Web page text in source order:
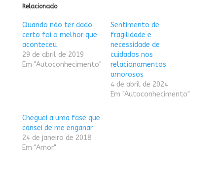
Relacionado
Quando não ter dado
certo foi o melhor que
aconteceu
29 de abril de 2019
Em "Autoconhecimento"
Sentimento de
fragilidade e
necessidade de
cuidados nos
relacionamentos
amorosos
4 de abril de 2024
Em "Autoconhecimento"
Cheguei a uma fase que
cansei de me enganar
24 de janeiro de 2018
Em "Amor"